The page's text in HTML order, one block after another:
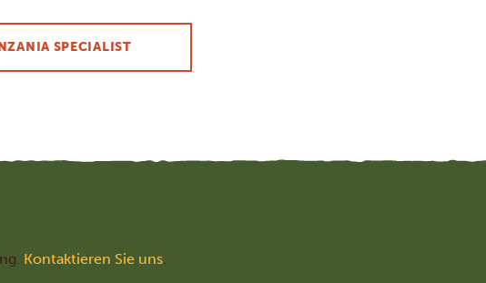
SPECIALIST
Kontaktieren Sie uns.